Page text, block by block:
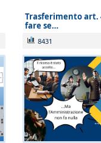
Trasferimento art.
fare se…
8431